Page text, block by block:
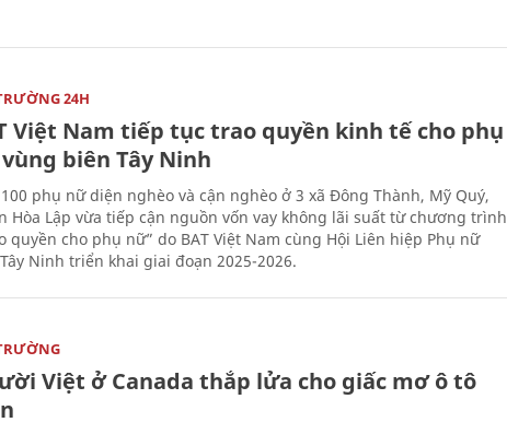
24H
Việt Nam tiếp tục trao quyền kinh tế cho phụ
biên Tây Ninh
phụ nữ diện nghèo và cận nghèo ở 3 xã Đông Thành, Mỹ Quý,
Hòa Lập vừa tiếp cận nguồn vốn vay không lãi suất từ chương trình
quyền cho phụ nữ” do BAT Việt Nam cùng Hội Liên hiệp Phụ nữ
Ninh triển khai giai đoạn 2025-2026.
Việt ở Canada thắp lửa cho giấc mơ ô tô